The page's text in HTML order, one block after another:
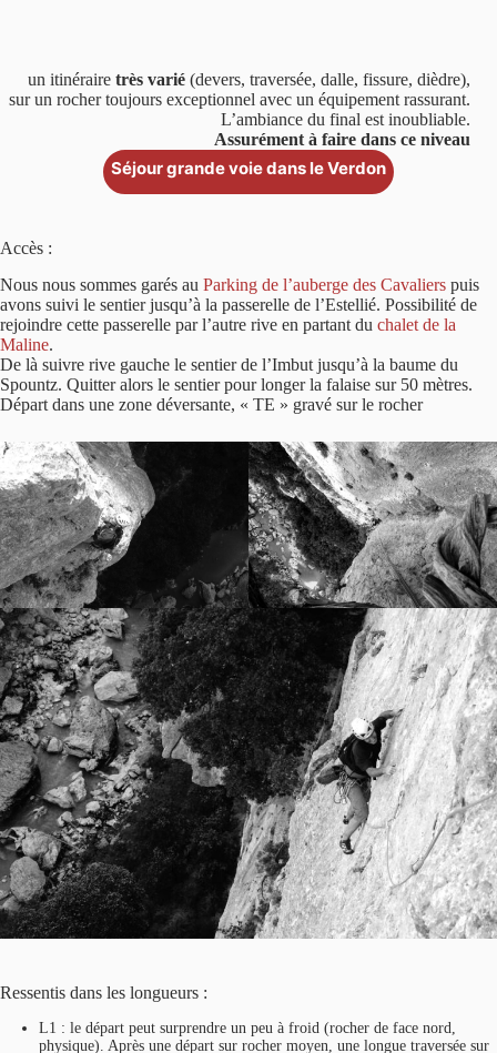
un itinéraire très varié (devers, traversée, dalle, fissure, dièdre),
sur un rocher toujours exceptionnel avec un équipement rassurant.
L’ambiance du final est inoubliable.
Assurément à faire dans ce niveau
Séjour grande voie dans le Verdon
Accès :
Nous nous sommes garés au Parking de l’auberge des Cavaliers puis
avons suivi le sentier jusqu’à la passerelle de l’Estellié. Possibilité de
rejoindre cette passerelle par l’autre rive en partant du chalet de la
Maline.
De là suivre rive gauche le sentier de l’Imbut jusqu’à la baume du
Spountz. Quitter alors le sentier pour longer la falaise sur 50 mètres.
Départ dans une zone déversante, « TE » gravé sur le rocher
Ressentis dans les longueurs :
L1 : le départ peut surprendre un peu à froid (rocher de face nord,
physique). Après une départ sur rocher moyen, une longue traversée sur